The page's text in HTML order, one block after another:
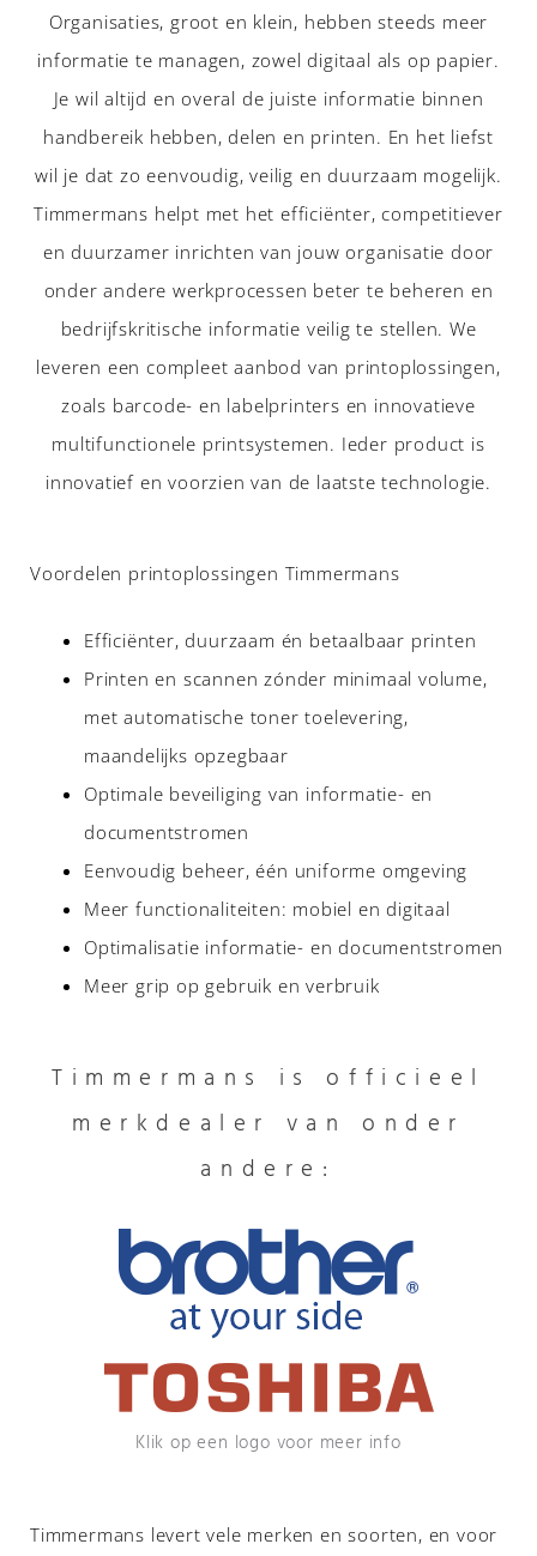
Organisaties, groot en klein, hebben steeds meer
informatie te managen, zowel digitaal als op papier.
Je wil altijd en overal de juiste informatie binnen
handbereik hebben, delen en printen. En het liefst
wil je dat zo eenvoudig, veilig en duurzaam mogelijk.
Timmermans helpt met het efficiënter, competitiever
en duurzamer inrichten van jouw organisatie door
onder andere werkprocessen beter te beheren en
bedrijfskritische informatie veilig te stellen. We
leveren een compleet aanbod van printoplossingen,
zoals barcode- en labelprinters en innovatieve
multifunctionele printsystemen. Ieder product is
innovatief en voorzien van de laatste technologie.
Voordelen printoplossingen Timmermans
Efficiënter, duurzaam én betaalbaar printen
Printen en scannen zónder minimaal volume,
met automatische toner toelevering,
maandelijks opzegbaar
Optimale beveiliging van informatie- en
documentstromen
Eenvoudig beheer, één uniforme omgeving
Meer functionaliteiten: mobiel en digitaal
Optimalisatie informatie- en documentstromen
Meer grip op gebruik en verbruik
Timmermans is officieel
merkdealer van onder
andere:
Klik op een logo voor meer info
Timmermans levert vele merken en soorten, en voor